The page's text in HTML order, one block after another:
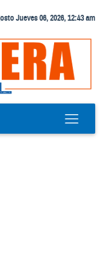
Jueves 06, 2026, 12:43 am